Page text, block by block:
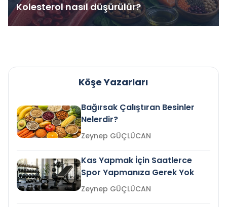
Kolesterol nasıl düşürülür?
Köşe Yazarları
Bağırsak Çalıştıran Besinler
Nelerdir?
Zeynep GÜÇLÜCAN
Kas Yapmak İçin Saatlerce
Spor Yapmanıza Gerek Yok
Zeynep GÜÇLÜCAN